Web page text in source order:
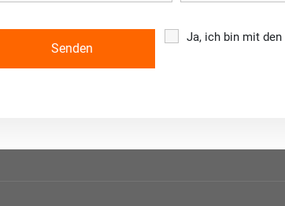
Ja, ich bin mit den